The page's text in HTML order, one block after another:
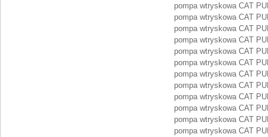
pompa wtryskowa CAT
pompa wtryskowa CAT
pompa wtryskowa CAT
pompa wtryskowa CAT
pompa wtryskowa CAT
pompa wtryskowa CAT
pompa wtryskowa CAT
pompa wtryskowa CAT
pompa wtryskowa CAT
pompa wtryskowa CAT
pompa wtryskowa CAT
pompa wtryskowa CAT